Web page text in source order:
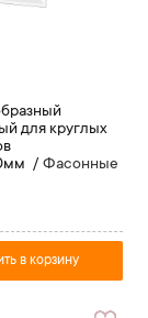
для круглых
Фасонные
в корзину